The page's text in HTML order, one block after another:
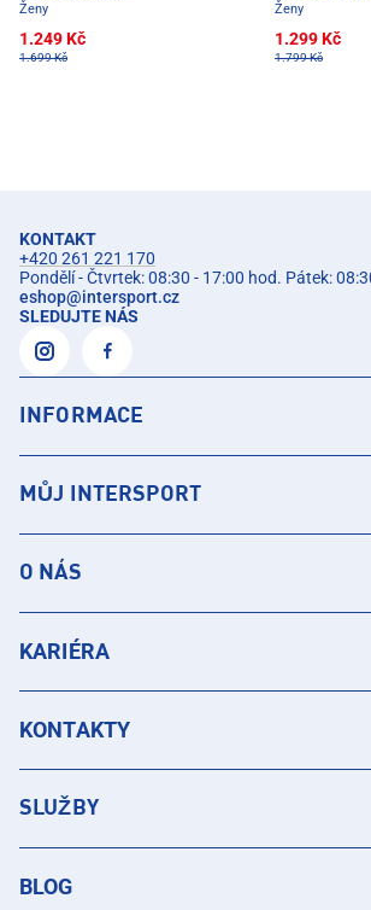
Ženy
1.249 Kč
1.699 Kč
Ženy
1.299 Kč
1.799 Kč
KONTAKT
+420 261 221 170
Pondělí - Čtvrtek: 08:30 - 17:00 hod. Pátek:
eshop@intersport.cz
SLEDUJTE NÁS
INFORMACE
MŮJ INTERSPORT
O NÁS
KARIÉRA
KONTAKTY
SLUŽBY
BLOG